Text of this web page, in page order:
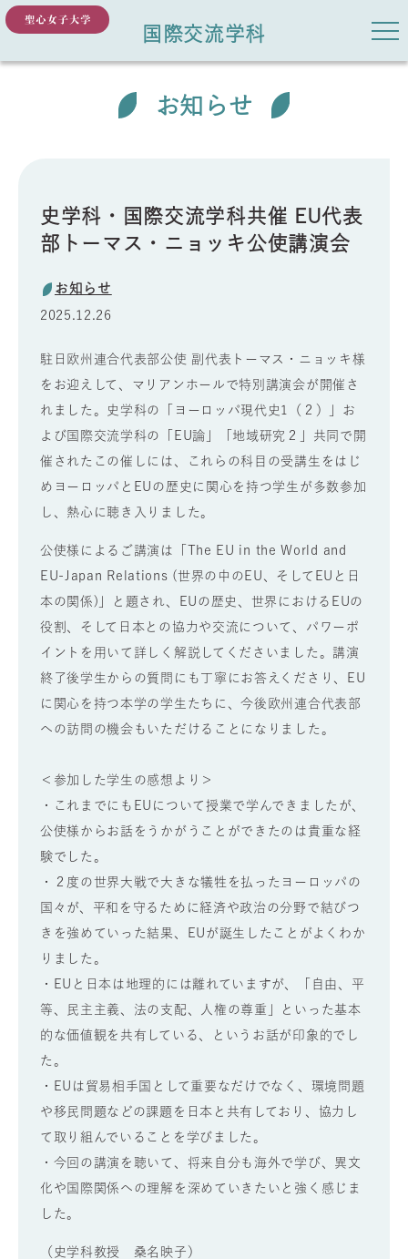
国際交流学科
お知らせ
史学科・国際交流学科共催 EU代表
部トーマス・ニョッキ公使講演会
お知らせ
2025.12.26
駐日欧州連合代表部公使 副代表トーマス・ニョッキ様
をお迎えして、マリアンホールで特別講演会が開催さ
れました。史学科の「ヨーロッパ現代史1（２）」お
よび国際交流学科の「EU論」「地域研究２」共同で開
催されたこの催しには、これらの科目の受講生をはじ
めヨーロッパとEUの歴史に関心を持つ学生が多数参加
し、熱心に聴き入りました。
公使様によるご講演は「The EU in the World and
EU-Japan Relations (世界の中のEU、そしてEUと日
本の関係)」と題され、EUの歴史、世界におけるEUの
役割、そして日本との協力や交流について、パワーポ
イントを用いて詳しく解説してくださいました。講演
終了後学生からの質問にも丁寧にお答えくださり、EU
に関心を持つ本学の学生たちに、今後欧州連合代表部
への訪問の機会もいただけることになりました。
＜参加した学生の感想より＞
・これまでにもEUについて授業で学んできましたが、
公使様からお話をうかがうことができたのは貴重な経
験でした。
・２度の世界大戦で大きな犠牲を払ったヨーロッパの
国々が、平和を守るために経済や政治の分野で結びつ
きを強めていった結果、EUが誕生したことがよくわか
りました。
・EUと日本は地理的には離れていますが、「自由、平
等、民主主義、法の支配、人権の尊重」といった基本
的な価値観を共有している、というお話が印象的でし
た。
・EUは貿易相手国として重要なだけでなく、環境問題
や移民問題などの課題を日本と共有しており、協力し
て取り組んでいることを学びました。
・今回の講演を聴いて、将来自分も海外で学び、異文
化や国際関係への理解を深めていきたいと強く感じま
した。
（史学科教授 桑名映子）